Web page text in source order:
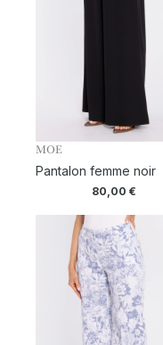
MOE
Pantalon femme noir
80,00 €